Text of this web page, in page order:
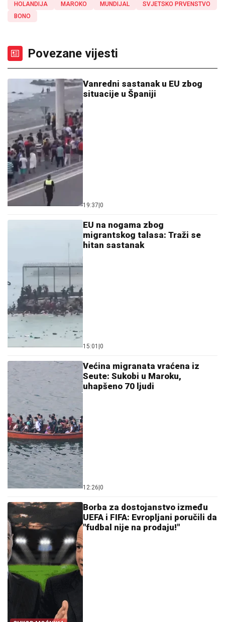
HOLANDIJA MAROKO MUNDIJAL
SVJETSKO PRVENSTVO
BONO
Povezane vijesti
Vanredni sastanak u EU zbog
situacije u Španiji
19:37 0
EU na nogama zbog
migrantskog talasa: Traži se
hitan sastanak
15:01 0
Većina migranata vraćena iz
Seute: Sukobi u Maroku,
uhapšeno 70 ljudi
12:26 0
Borba za dostojanstvo između
UEFA i FIFA: Evropljani poručili da
"fudbal nije na prodaju!"